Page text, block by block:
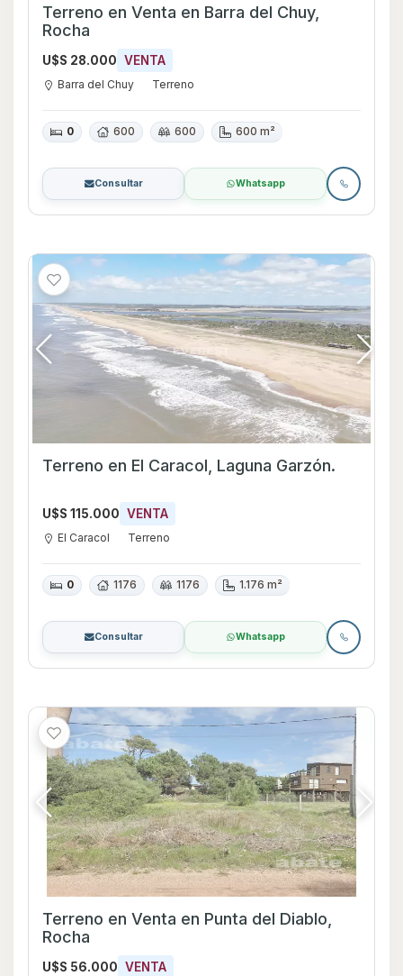
Terreno en Venta en Barra del Chuy,
Rocha
U$S 28.000 VENTA
Barra del Chuy Terreno
0 600 600 600 m²
Consultar Whatsapp
Terreno en El Caracol, Laguna Garzón.
U$S 115.000 VENTA
El Caracol Terreno
0 1176 1176 1.176 m²
Consultar Whatsapp
Terreno en Venta en Punta del Diablo,
Rocha
U$S 56.000 VENTA